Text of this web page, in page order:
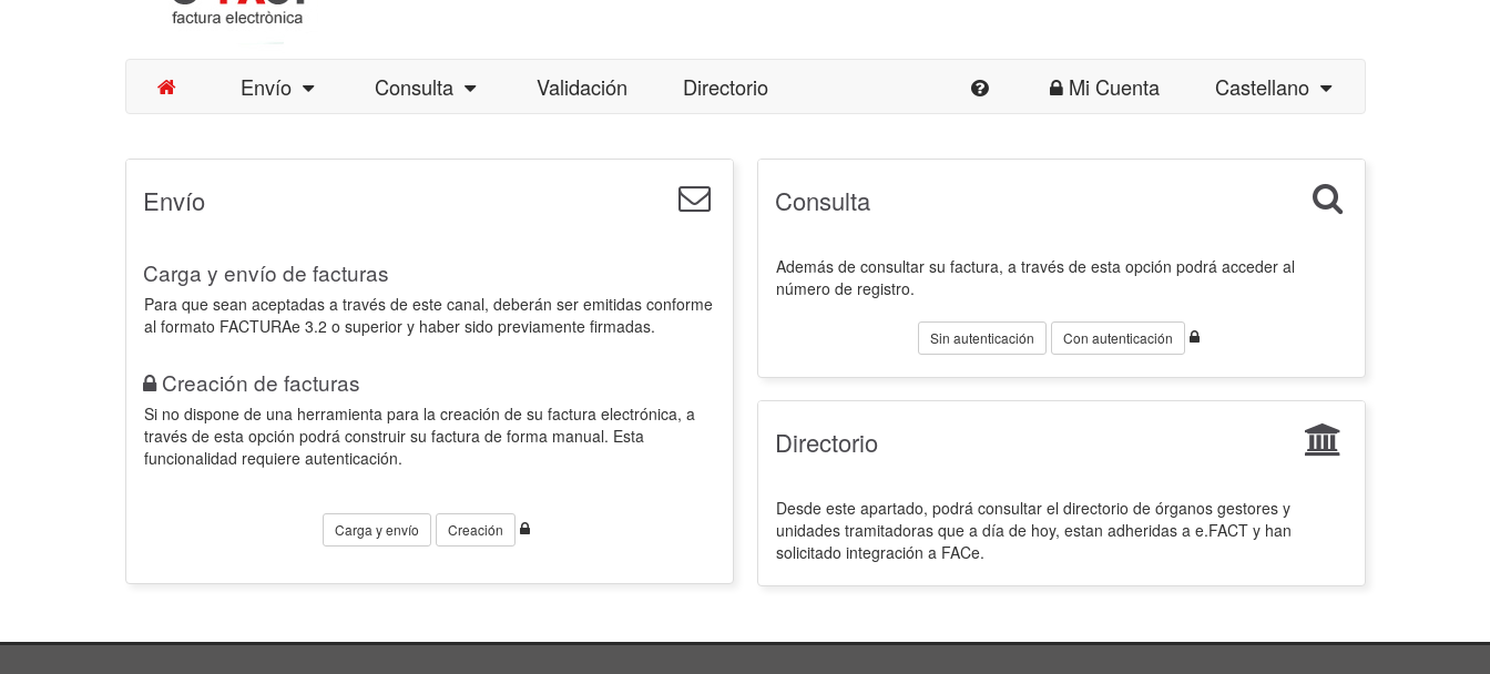
Envío Consulta Validación Directorio Mi Cuenta Castellano
Envío
Carga y envío de facturas
Para que sean aceptadas a través de este canal, deberán ser emitidas conforme
al formato FACTURAe 3.2 o superior y haber sido previamente firmadas.
Creación de facturas
Si no dispone de una herramienta para la creación de su factura electrónica, a
través de esta opción podrá construir su factura de forma manual. Esta
funcionalidad requiere autenticación.
Carga y envío Creación
Consulta
Además de consultar su factura, a través de esta opción podrá acceder al
número de registro.
Sin autenticación Con autenticación
Directorio
Desde este apartado, podrá consultar el directorio de órganos gestores y
unidades tramitadoras que a día de hoy, estan adheridas a e.FACT y han
solicitado integración a FACe.